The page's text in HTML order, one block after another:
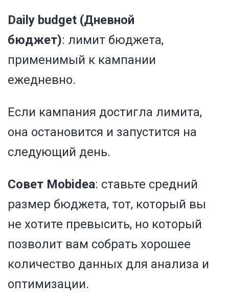
Daily budget (Дневной
бюджет): лимит бюджета,
применимый к кампании
ежедневно.
Если кампания достигла лимита,
она остановится и запустится на
следующий день.
Совет Mobidea: ставьте средний
размер бюджета, тот, который вы
не хотите превысить, но который
позволит вам собрать хорошее
количество данных для анализа и
оптимизации.